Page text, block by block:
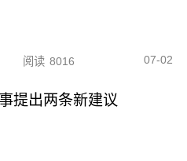
阅读 8016 07-02
提出两条新建议